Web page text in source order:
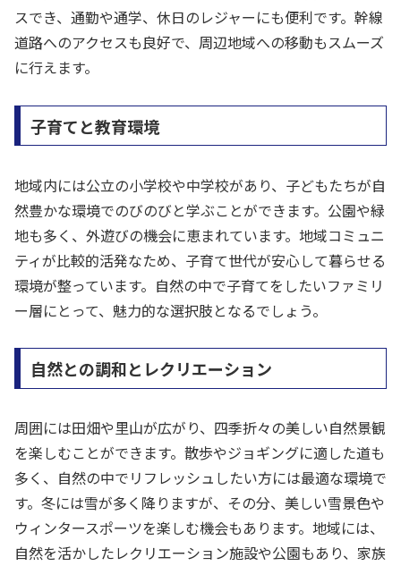
スでき、通勤や通学、休日のレジャーにも便利です。幹線
道路へのアクセスも良好で、周辺地域への移動もスムーズ
に行えます。
子育てと教育環境
地域内には公立の小学校や中学校があり、子どもたちが自
然豊かな環境でのびのびと学ぶことができます。公園や緑
地も多く、外遊びの機会に恵まれています。地域コミュニ
ティが比較的活発なため、子育て世代が安心して暮らせる
環境が整っています。自然の中で子育てをしたいファミリ
ー層にとって、魅力的な選択肢となるでしょう。
自然との調和とレクリエーション
周囲には田畑や里山が広がり、四季折々の美しい自然景観
を楽しむことができます。散歩やジョギングに適した道も
多く、自然の中でリフレッシュしたい方には最適な環境で
す。冬には雪が多く降りますが、その分、美しい雪景色や
ウィンタースポーツを楽しむ機会もあります。地域には、
自然を活かしたレクリエーション施設や公園もあり、家族